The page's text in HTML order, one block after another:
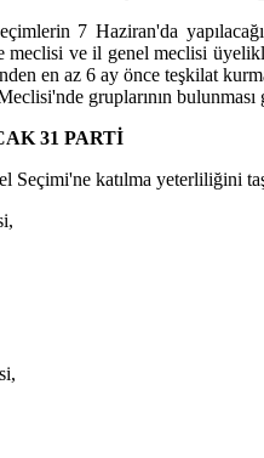
7 Haziran'da
meclisi ve il genel meclisi
en az 6 ay önce teşkilat
gruplarının
31 PARTİ
katılma yeterliliğini